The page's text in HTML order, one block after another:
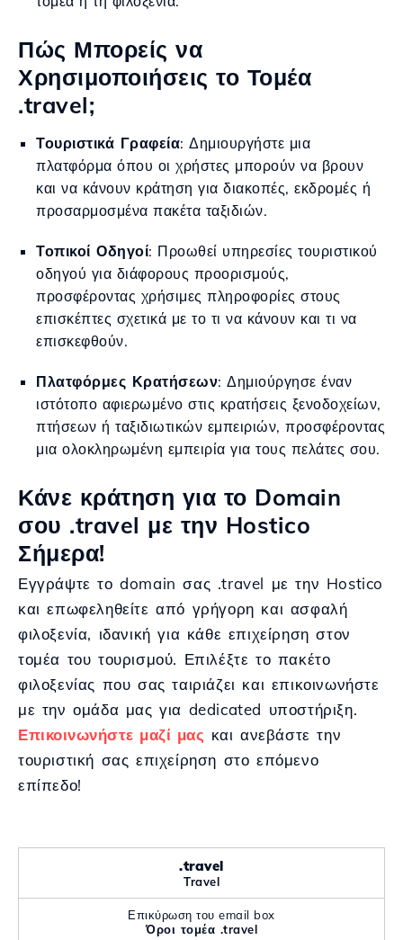
Πώς Μπορείς να
Χρησιμοποιήσεις το Τομέα
.travel;
Τουριστικά Γραφεία: Δημιουργήστε μια
πλατφόρμα όπου οι χρήστες μπορούν να βρουν
και να κάνουν κράτηση για διακοπές, εκδρομές ή
προσαρμοσμένα πακέτα ταξιδιών.
Τοπικοί Οδηγοί: Προωθεί υπηρεσίες τουριστικού
οδηγού για διάφορους προορισμούς,
προσφέροντας χρήσιμες πληροφορίες στους
επισκέπτες σχετικά με το τι να κάνουν και τι να
επισκεφθούν.
Πλατφόρμες Κρατήσεων: Δημιούργησε έναν
ιστότοπο αφιερωμένο στις κρατήσεις ξενοδοχείων,
πτήσεων ή ταξιδιωτικών εμπειριών, προσφέροντας
μια ολοκληρωμένη εμπειρία για τους πελάτες σου.
Κάνε κράτηση για το Domain
σου .travel με την Hostico
Σήμερα!
Εγγράψτε το domain σας .travel με την Hostico
και επωφεληθείτε από γρήγορη και ασφαλή
φιλοξενία, ιδανική για κάθε επιχείρηση στον
τομέα του τουρισμού. Επιλέξτε το πακέτο
φιλοξενίας που σας ταιριάζει και επικοινωνήστε
με την ομάδα μας για dedicated υποστήριξη.
Επικοινωνήστε μαζί μας και ανεβάστε την
τουριστική σας επιχείρηση στο επόμενο
επίπεδο!
.travel
Travel
Επικύρωση του email box
Όροι τομέα .travel